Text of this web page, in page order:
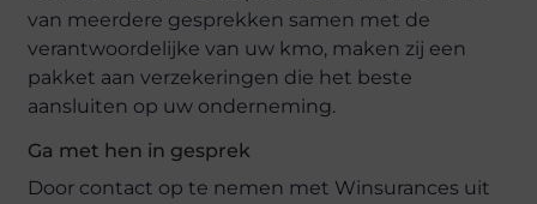
van meerdere gesprekken samen met de
verantwoordelijke van uw kmo, maken zij een
pakket aan verzekeringen die het beste
aansluiten op uw onderneming.
Ga met hen in gesprek
Door contact op te nemen met Winsurances uit